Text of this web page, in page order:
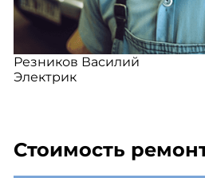
Резников Василий
Электрик
Стоимость